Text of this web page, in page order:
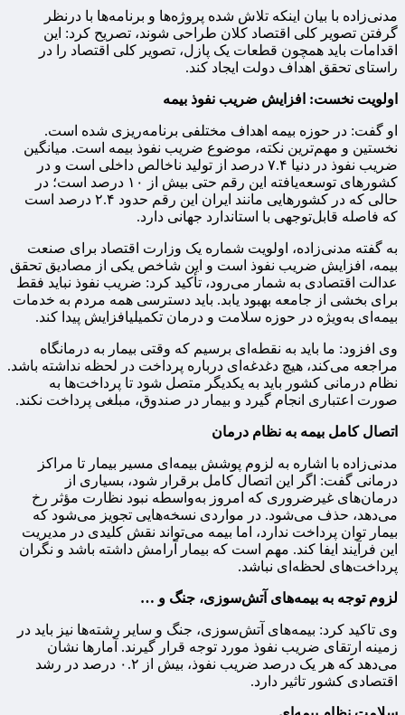
مدنی‌زاده با بیان اینکه تلاش شده پروژه‌ها و برنامه‌ها با درنظر
گرفتن تصویر کلی اقتصاد کلان طراحی شوند، تصریح کرد: این
اقدامات باید همچون قطعات یک پازل، تصویر کلی اقتصاد را در
راستای تحقق اهداف دولت ایجاد کند.
اولویت نخست: افزایش ضریب نفوذ بیمه
او گفت: در حوزه بیمه اهداف مختلفی برنامه‌ریزی شده است.
نخستین و مهم‌ترین نکته، موضوع ضریب نفوذ بیمه است. میانگین
ضریب نفوذ در دنیا ۷.۴ درصد از تولید ناخالص داخلی است و در
کشورهای توسعه‌یافته این رقم حتی بیش از ۱۰ درصد است؛ در
حالی که در کشورهایی مانند ایران این رقم حدود ۲.۴ درصد است
که فاصله قابل‌توجهی با استاندارد جهانی دارد.
به گفته مدنی‌زاده، اولویت شماره یک وزارت اقتصاد برای صنعت
بیمه، افزایش ضریب نفوذ است و این شاخص یکی از مصادیق تحقق
عدالت اقتصادی به شمار می‌رود، تأکید کرد: ضریب نفوذ نباید فقط
برای بخشی از جامعه بهبود یابد. باید دسترسی همه مردم به خدمات
بیمه‌ای به‌ویژه در حوزه سلامت و درمان تکمیلیافزایش پیدا کند.
وی افزود: ما باید به نقطه‌ای برسیم که وقتی بیمار به درمانگاه
مراجعه می‌کند، هیچ دغدغه‌ای درباره پرداخت در لحظه نداشته باشد.
نظام درمانی کشور باید به یکدیگر متصل شود تا پرداخت‌ها به‌
صورت اعتباری انجام گیرد و بیمار در صندوق، مبلغی پرداخت نکند.
اتصال کامل بیمه به نظام درمان
مدنی‌زاده با اشاره به لزوم پوشش بیمه‌ای مسیر بیمار تا مراکز
درمانی گفت: اگر این اتصال کامل برقرار شود، بسیاری از
درمان‌های غیرضروری که امروز به‌واسطه نبود نظارت مؤثر رخ
می‌دهد، حذف می‌شود. در مواردی نسخه‌هایی تجویز می‌شود که
بیمار توان پرداخت ندارد، اما بیمه می‌تواند نقش کلیدی در مدیریت
این فرآیند ایفا کند. مهم است که بیمار آرامش داشته باشد و نگران
پرداخت‌های لحظه‌ای نباشد.
لزوم توجه به بیمه‌های آتش‌سوزی، جنگ و …
وی تاکید کرد: بیمه‌های آتش‌سوزی، جنگ و سایر رشته‌ها نیز باید در
زمینه ارتقای ضریب نفوذ مورد توجه قرار گیرند. آمارها نشان
می‌دهد که هر یک درصد ضریب نفوذ، بیش از ۰.۲ درصد در رشد
اقتصادی کشور تاثیر دارد.